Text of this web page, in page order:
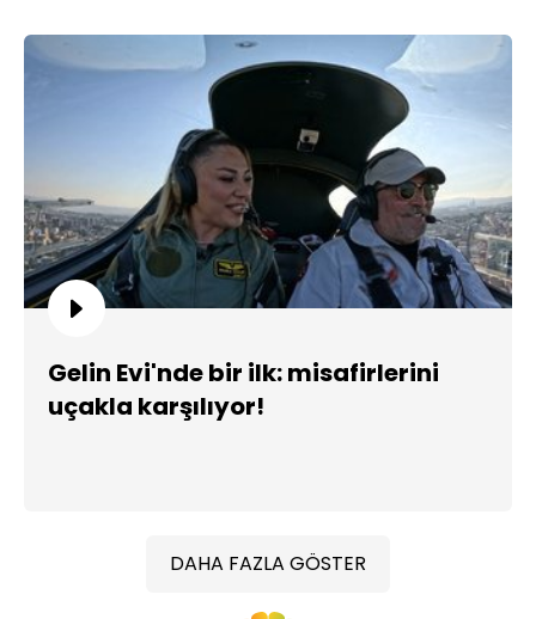
Gelin Evi'nde bir ilk: misafirlerini
uçakla karşılıyor!
DAHA FAZLA GÖSTER